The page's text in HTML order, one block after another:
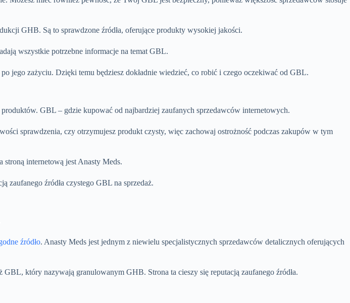
GHB. Są to sprawdzone źródła, oferujące produkty wysokiej jakości.
wszystkie potrzebne informacje na temat GBL.
jego zażyciu. Dzięki temu będziesz dokładnie wiedzieć, co robić i czego oczekiwać od GBL.
GBL – gdzie kupować od najbardziej zaufanych sprzedawców internetowych.
sprawdzenia, czy otrzymujesz produkt czysty, więc zachowaj ostrożność podczas zakupów w tym
internetową jest Anasty Meds.
zaufanego źródła czystego GBL na sprzedaż.
źródło. Anasty Meds jest jednym z niewielu specjalistycznych sprzedawców detalicznych oferujących
który nazywają granulowanym GHB. Strona ta cieszy się reputacją zaufanego źródła.